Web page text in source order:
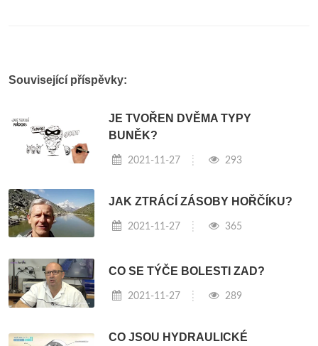
Související příspěvky:
JE TVOŘEN DVĚMA TYPY
BUNĚK?
2021-11-27 293
JAK ZTRÁCÍ ZÁSOBY HOŘČÍKU?
2021-11-27 365
CO SE TÝČE BOLESTI ZAD?
2021-11-27 289
CO JSOU HYDRAULICKÉ